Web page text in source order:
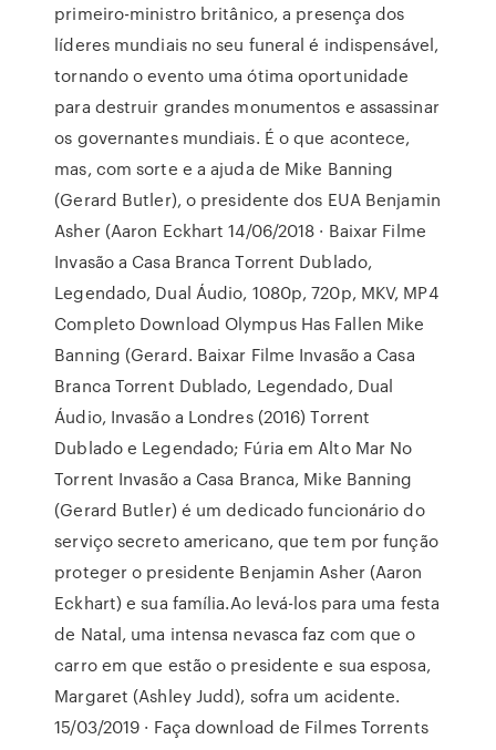
primeiro-ministro britânico, a presença dos
líderes mundiais no seu funeral é indispensável,
tornando o evento uma ótima oportunidade
para destruir grandes monumentos e assassinar
os governantes mundiais. É o que acontece,
mas, com sorte e a ajuda de Mike Banning
(Gerard Butler), o presidente dos EUA Benjamin
Asher (Aaron Eckhart 14/06/2018 · Baixar Filme
Invasão a Casa Branca Torrent Dublado,
Legendado, Dual Áudio, 1080p, 720p, MKV, MP4
Completo Download Olympus Has Fallen Mike
Banning (Gerard. Baixar Filme Invasão a Casa
Branca Torrent Dublado, Legendado, Dual
Áudio, Invasão a Londres (2016) Torrent
Dublado e Legendado; Fúria em Alto Mar No
Torrent Invasão a Casa Branca, Mike Banning
(Gerard Butler) é um dedicado funcionário do
serviço secreto americano, que tem por função
proteger o presidente Benjamin Asher (Aaron
Eckhart) e sua família.Ao levá-los para uma festa
de Natal, uma intensa nevasca faz com que o
carro em que estão o presidente e sua esposa,
Margaret (Ashley Judd), sofra um acidente.
15/03/2019 · Faça download de Filmes Torrents